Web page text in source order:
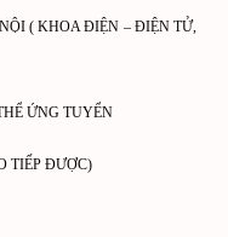
( KHOA ĐIỆN – ĐIỆN TỬ,
ỨNG TUYỂN
TIẾP ĐƯỢC)